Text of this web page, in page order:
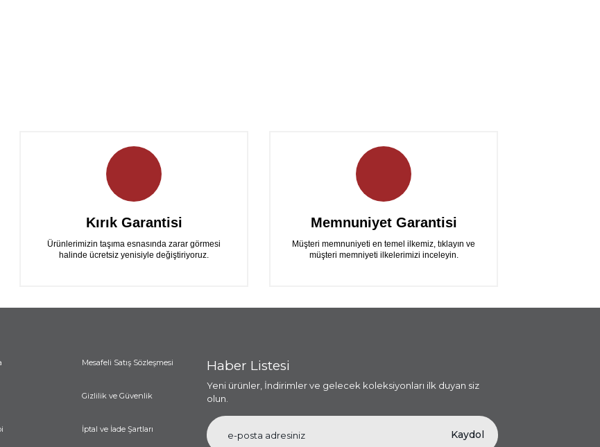
Kırık Garantisi
Ürünlerimizin taşıma esnasında zarar görmesi
halinde ücretsiz yenisiyle değiştiriyoruz.
Memnuniyet Garantisi
Müşteri memnuniyeti en temel ilkemiz, tıklayın ve
müşteri memniyeti ilkelerimizi inceleyin.
Mesafeli Satış Sözleşmesi
Gizlilik ve Güvenlik
İptal ve İade Şartları
Haber Listesi
Yeni ürünler, İndirimler ve gelecek koleksiyonları ilk duyan siz
olun.
Kaydol